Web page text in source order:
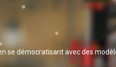
se démocratisant avec des